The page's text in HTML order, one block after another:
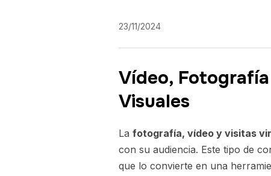
23/11/2024
Vídeo,
Visuales
La fotografía, vídeo y visitas
con su audiencia. Este tipo de
que lo convierte en una